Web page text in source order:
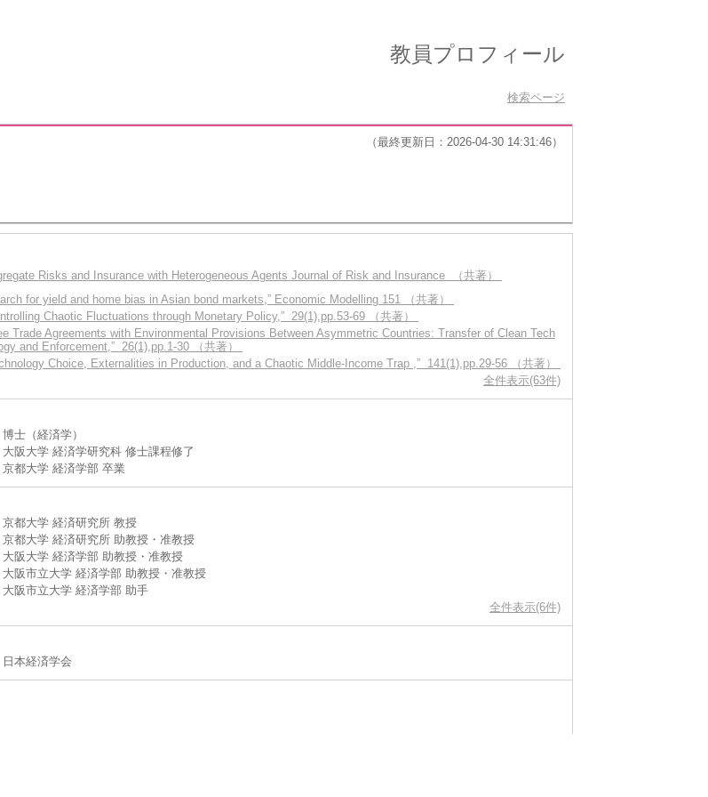
教員プロフィール
検索ページ
（最終更新日：2026-04-30 14:31:46）
Risks and Insurance with Heterogeneous Agents Journal of Risk and Insurance （共著）
for yield and home bias in Asian bond markets,” Economic Modelling 151 （共著）
Chaotic Fluctuations through Monetary Policy,” 29(1),pp.53-69 （共著）
Trade Agreements with Environmental Provisions Between Asymmetric Countries: Transfer of Clean Tech
and Enforcement,” 26(1),pp.1-30 （共著）
Choice, Externalities in Production, and a Chaotic Middle-Income Trap ,” 141(1),pp.29-56 （共著）
全件表示(63件)
博士（経済学）
大阪大学 経済学研究科 修士課程修了
京都大学 経済学部 卒業
京都大学 経済研究所 教授
京都大学 経済研究所 助教授・准教授
大阪大学 経済学部 助教授・准教授
大阪市立大学 経済学部 助教授・准教授
大阪市立大学 経済学部 助手
全件表示(6件)
日本経済学会